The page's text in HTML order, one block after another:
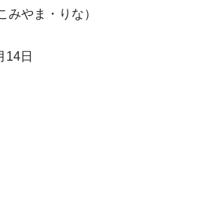
みやま・りな）
14日